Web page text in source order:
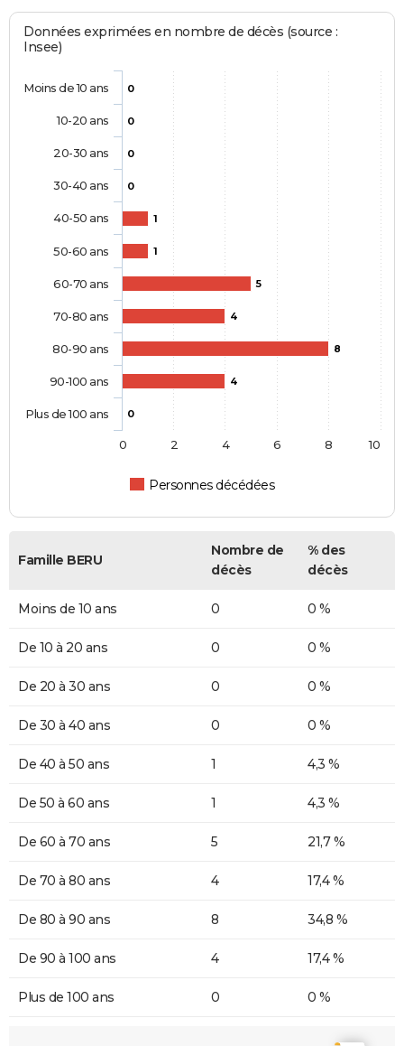
Données exprimées en nombre de décès (source :
Insee)
0
0
0
0
1
1
5
4
8
4
0
Personnes décédées
Moins de 10 ans
10-20 ans
20-30 ans
30-40 ans
40-50 ans
50-60 ans
60-70 ans
70-80 ans
80-90 ans
90-100 ans
Plus de 100 ans
0 2 4 6 8 10
Famille BERU
Nombre de
décès
% des
décès
Moins de 10 ans 0 0 %
De 10 à 20 ans 0 0 %
De 20 à 30 ans 0 0 %
De 30 à 40 ans 0 0 %
De 40 à 50 ans 1 4,3 %
De 50 à 60 ans 1 4,3 %
De 60 à 70 ans 5 21,7 %
De 70 à 80 ans 4 17,4 %
De 80 à 90 ans 8 34,8 %
De 90 à 100 ans 4 17,4 %
Plus de 100 ans 0 0 %